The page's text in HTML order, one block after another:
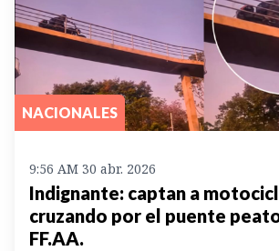
NACIONALES
9:56 AM 30 abr. 2026
Indignante: captan a
cruzando por el puente
FF.AA.